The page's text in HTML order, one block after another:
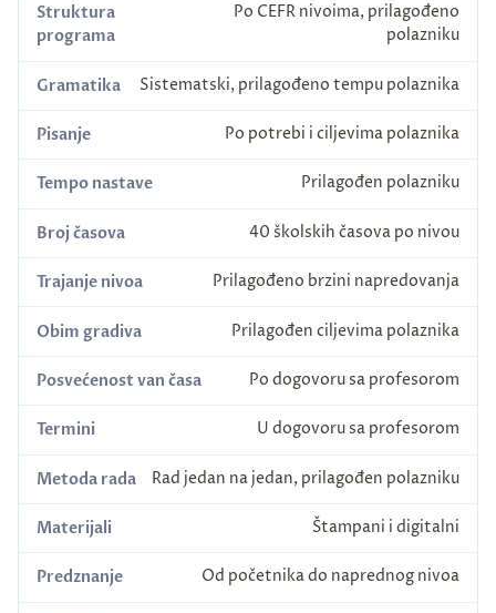
Struktura
programa
Po CEFR nivoima, prilagođeno
polazniku
Gramatika Sistematski, prilagođeno tempu polaznika
Pisanje Po potrebi i ciljevima polaznika
Tempo nastave Prilagođen polazniku
Broj časova 40 školskih časova po nivou
Trajanje nivoa Prilagođeno brzini napredovanja
Obim gradiva Prilagođen ciljevima polaznika
Posvećenost van časa Po dogovoru sa profesorom
Termini U dogovoru sa profesorom
Metoda rada Rad jedan na jedan, prilagođen polazniku
Materijali Štampani i digitalni
Predznanje Od početnika do naprednog nivoa